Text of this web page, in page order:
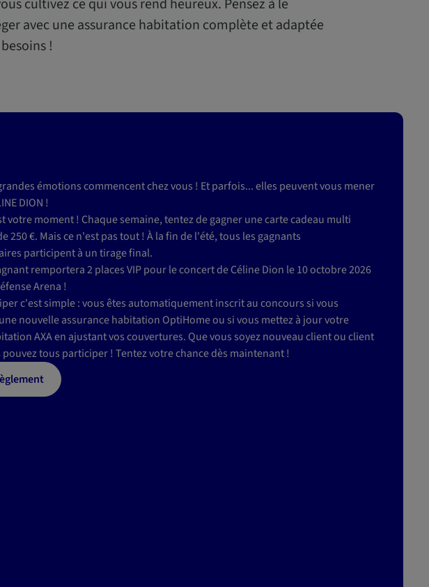
cultivez ce qui vous rend heureux. Pensez à le
avec une assurance habitation complète et adaptée
!
émotions commencent chez vous ! Et parfois... elles peuvent vous mener
DION !
votre moment ! Chaque semaine, tentez de gagner une carte cadeau multi
250 €. Mais ce n'est pas tout ! À la fin de l'été, tous les gagnants
participent à un tirage final.
remportera 2 places VIP pour le concert de Céline Dion le 10 octobre 2026
Arena !
c'est simple : vous êtes automatiquement inscrit au concours si vous
nouvelle assurance habitation OptiHome ou si vous mettez à jour votre
AXA en ajustant vos couvertures. Que vous soyez nouveau client ou client
tous participer ! Tentez votre chance dès maintenant !